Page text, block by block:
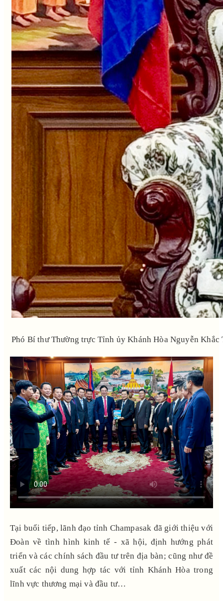
Phó Bí thư Thường trực Tỉnh ủy Khánh Hòa Nguyễn
Tại buổi tiếp, lãnh đạo tỉnh Champasak đã giới thiệu với
Đoàn về tình hình kinh tế - xã hội, định hướng phát
triển và các chính sách đầu tư trên địa bàn; cũng như đề
xuất các nội dung hợp tác với tỉnh Khánh Hòa trong
lĩnh vực thương mại và đầu tư…